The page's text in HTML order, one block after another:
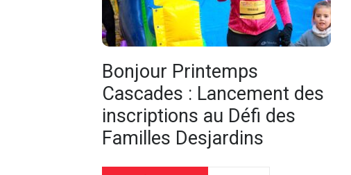
Bonjour Printemps
Cascades : Lancement des
inscriptions au Défi des
Familles Desjardins